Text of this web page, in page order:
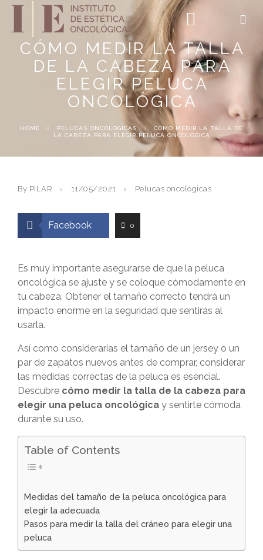
CÓMO MEDIR LA TALLA
DE LA CABEZA PARA
ELEGIR PELUCA
ONCOLÓGICA
HOME PELUCAS ONCOLÓGICAS
CÓMO MEDIR LA TALLA DE
LA CABEZA PARA ELEGIR PELUCA ONCOLÓGICA
By PILAR 11/05/2021 Pelucas oncológicas
Facebook 0
Es muy importante asegurarse de que la peluca
oncológica se ajuste y se coloque cómodamente en
tu cabeza. Obtener el tamaño correcto tendrá un
impacto enorme en la seguridad que sentirás al
usarla.
Así como considerarías el tamaño de un jersey o un
par de zapatos nuevos antes de comprar, considerar
las medidas correctas de la peluca es esencial.
Descubre cómo medir la talla de la cabeza para
elegir una peluca oncológica y sentirte cómoda
durante su uso.
Table of Contents
Medidas del tamaño de la peluca oncológica para
elegir la adecuada
Pasos para medir la talla del cráneo para elegir una
peluca